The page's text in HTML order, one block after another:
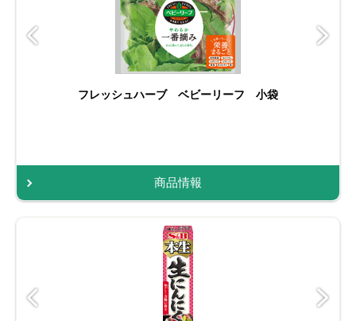
フレッシュハーブ ベビーリーフ 小袋
商品情報